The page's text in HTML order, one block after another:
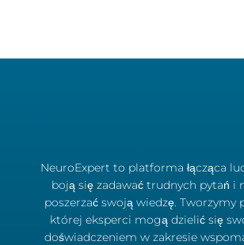
NeuroExpert to platforma łącząca
boją się zadawać trudnych pytań i
poszerzać swoją wiedzę. Tworzymy
której eksperci mogą dzielić się
doświadczeniem w zakresie